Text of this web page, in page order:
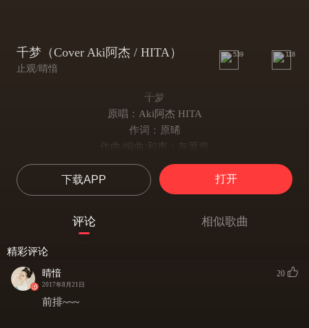
千梦（Cover Aki阿杰 / HITA）
止观/晴愔
539 118
千梦
原唱：Aki阿杰 HITA
作词：原晞
作曲/编曲/和声：灰原穷
翻唱：令梵Eva 晴愔
后期：墨菌
海报：狐佑
（梵）画一笔，炊烟十里
下载APP 打开
评论 相似歌曲
精彩评论
晴愔
2017年8月21日
20
前排~~~